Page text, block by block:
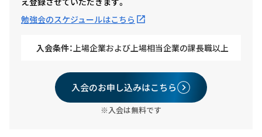
勉強会のスケジュールはこちら
入会条件： 上場企業および上場相当企業の課長職以上
入会のお申し込みはこちら
※入会は無料です